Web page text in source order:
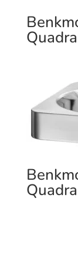
Quadra
Quadra